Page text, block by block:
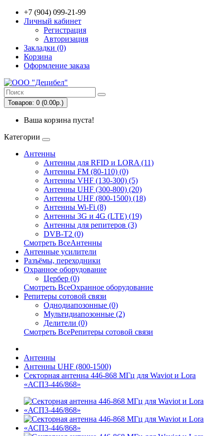
+7 (904) 099-21-99
Личный кабинет
Регистрация
Авторизация
Закладки (0)
Корзина
Оформление заказа
Товаров: 0 (0.00р.)
Ваша корзина пуста!
Категории
Антенны
Антенны для RFID и LORA (11)
Антенны FM (80-110) (0)
Антенны VHF (130-300) (5)
Антенны UHF (300-800) (20)
Антенны UHF (800-1500) (18)
Антенны Wi-Fi (8)
Антенны 3G и 4G (LTE) (19)
Антенны для репитеров (3)
DVB-T2 (0)
Смотреть ВсеАнтенны
Антенные усилители
Разъёмы, переходники
Охранное оборудование
Цербер (0)
Смотреть ВсеОхранное оборудование
Репитеры сотовой связи
Однодиапозонные (0)
Мультидиапозонные (2)
Делители (0)
Смотреть ВсеРепитеры сотовой связи
Антенны
Антенны UHF (800-1500)
Секторная антенна 446-868 МГц для Waviot и Lora
«АСП3-446/868»